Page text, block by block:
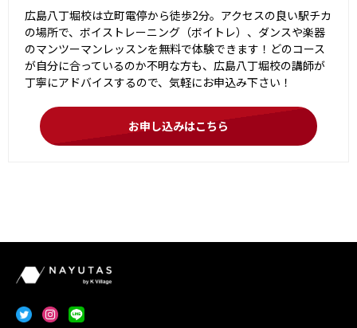
広島八丁堀校は立町電停から徒歩2分。アクセスの良い駅チカ
の場所で、ボイストレーニング（ボイトレ）、ダンスや楽器
のマンツーマンレッスンを無料で体験できます！どのコース
が自分に合っているのか不明な方も、広島八丁堀校の講師が
丁寧にアドバイスするので、気軽にお申込み下さい！
お申し込みはこちら